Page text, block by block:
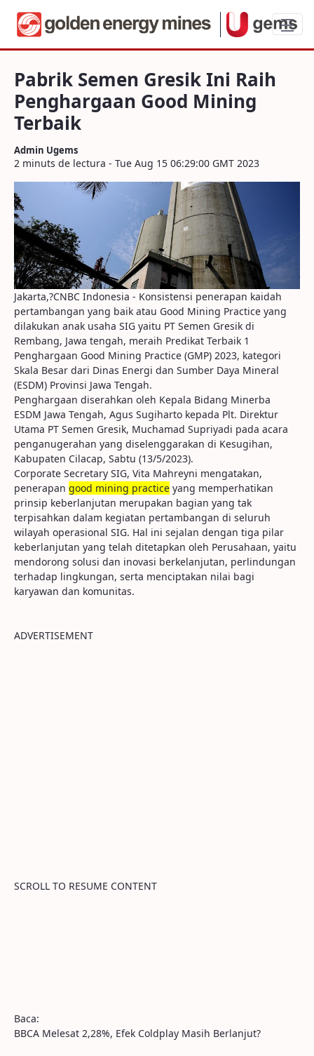
Pabrik Semen Gresik Ini Raih
Pabrik Semen Gresik Ini Raih
Penghargaan Good Mining
Terbaik
Admin Ugems
2 minuts de lectura - Tue Aug 15 06:29:00 GMT 2023
Jakarta,?CNBC Indonesia - Konsistensi penerapan kaidah
pertambangan yang baik atau Good Mining Practice yang
dilakukan anak usaha SIG yaitu PT Semen Gresik di
Rembang, Jawa tengah, meraih Predikat Terbaik 1
Penghargaan Good Mining Practice (GMP) 2023, kategori
Skala Besar dari Dinas Energi dan Sumber Daya Mineral
(ESDM) Provinsi Jawa Tengah.
Penghargaan diserahkan oleh Kepala Bidang Minerba
ESDM Jawa Tengah, Agus Sugiharto kepada Plt. Direktur
Utama PT Semen Gresik, Muchamad Supriyadi pada acara
penganugerahan yang diselenggarakan di Kesugihan,
Kabupaten Cilacap, Sabtu (13/5/2023).
Corporate Secretary SIG, Vita Mahreyni mengatakan,
penerapan good mining practice yang memperhatikan
prinsip keberlanjutan merupakan bagian yang tak
terpisahkan dalam kegiatan pertambangan di seluruh
wilayah operasional SIG. Hal ini sejalan dengan tiga pilar
keberlanjutan yang telah ditetapkan oleh Perusahaan, yaitu
mendorong solusi dan inovasi berkelanjutan, perlindungan
terhadap lingkungan, serta menciptakan nilai bagi
karyawan dan komunitas.
ADVERTISEMENT
SCROLL TO RESUME CONTENT
Baca:
BBCA Melesat 2,28%, Efek Coldplay Masih Berlanjut?